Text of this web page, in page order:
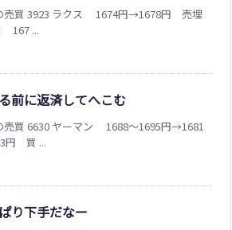
売買 3923 ラクス 1674円→1678円 売埋
167 ...
前に返済してへこむ
売買 6630 ヤーマン 1688～1695円→1681
円 買 ...
り下手だなー